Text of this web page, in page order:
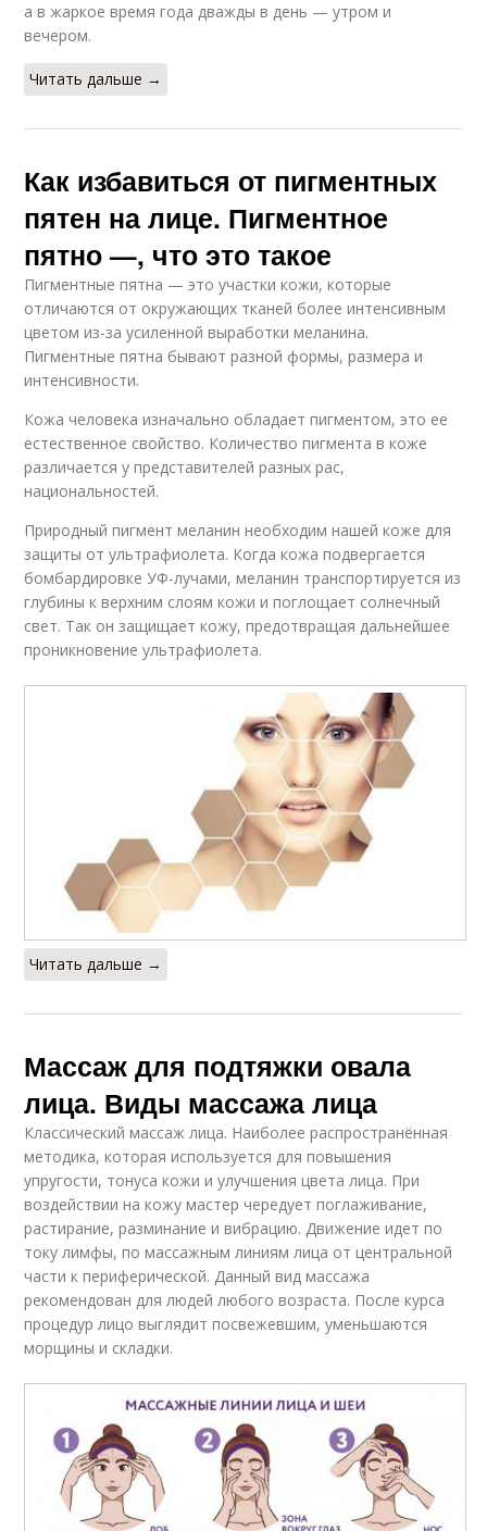
а в жаркое время года дважды в день — утром и
вечером.
Читать дальше →
Как избавиться от пигментных
пятен на лице. Пигментное
пятно —, что это такое
Пигментные пятна — это участки кожи, которые
отличаются от окружающих тканей более интенсивным
цветом из-за усиленной выработки меланина.
Пигментные пятна бывают разной формы, размера и
интенсивности.
Кожа человека изначально обладает пигментом, это ее
естественное свойство. Количество пигмента в коже
различается у представителей разных рас,
национальностей.
Природный пигмент меланин необходим нашей коже для
защиты от ультрафиолета. Когда кожа подвергается
бомбардировке УФ-лучами, меланин транспортируется из
глубины к верхним слоям кожи и поглощает солнечный
свет. Так он защищает кожу, предотвращая дальнейшее
проникновение ультрафиолета.
Читать дальше →
Массаж для подтяжки овала
лица. Виды массажа лица
Классический массаж лица. Наиболее распространённая
методика, которая используется для повышения
упругости, тонуса кожи и улучшения цвета лица. При
воздействии на кожу мастер чередует поглаживание,
растирание, разминание и вибрацию. Движение идет по
току лимфы, по массажным линиям лица от центральной
части к периферической. Данный вид массажа
рекомендован для людей любого возраста. После курса
процедур лицо выглядит посвежевшим, уменьшаются
морщины и складки.